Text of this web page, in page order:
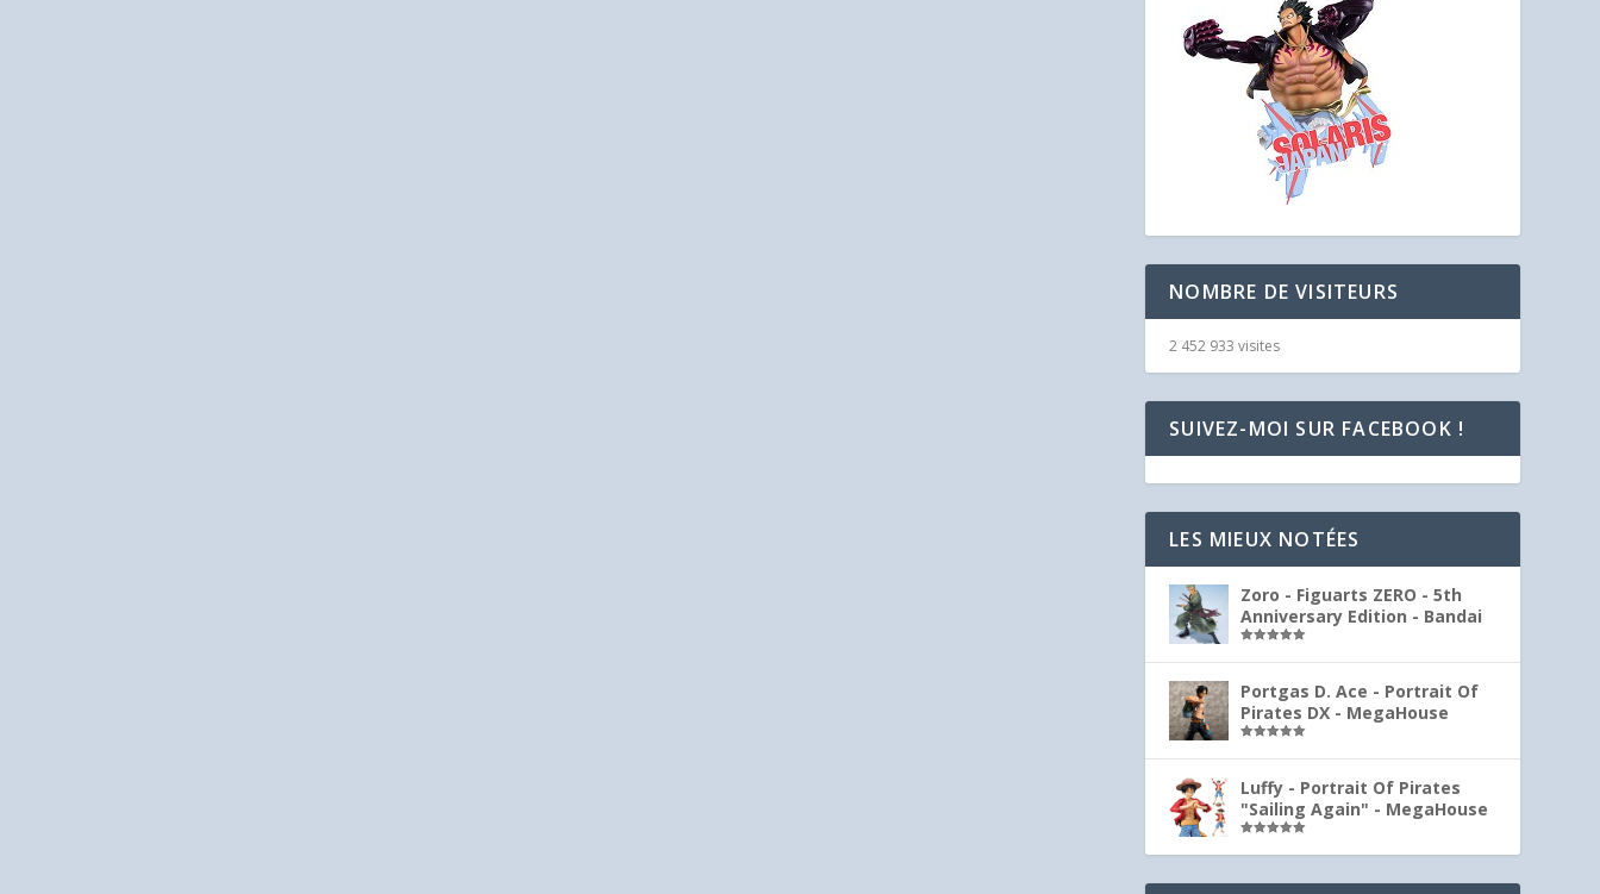
NOMBRE DE VISITEURS
2 452 933 visites
SUIVEZ-MOI SUR FACEBOOK !
LES MIEUX NOTÉES
Zoro - Figuarts ZERO - 5th
Anniversary Edition - Bandai
Portgas D. Ace - Portrait Of
Pirates DX - MegaHouse
Luffy - Portrait Of Pirates
"Sailing Again" - MegaHouse